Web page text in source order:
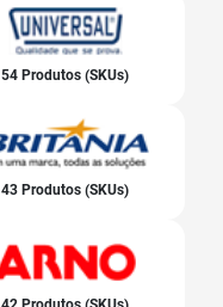
54 Produtos (SKUs)
43 Produtos (SKUs)